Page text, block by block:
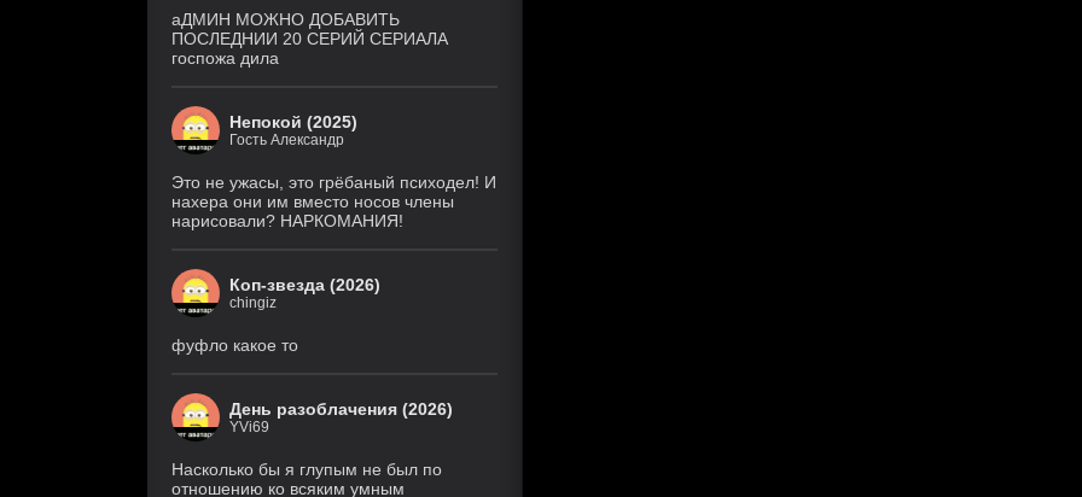
аДМИН МОЖНО ДОБАВИТЬ
ПОСЛЕДНИИ 20 СЕРИЙ СЕРИАЛА
госпожа дила
Непокой (2025)
Гость Александр
Это не ужасы, это грёбаный психодел! И
нахера они им вместо носов члены
нарисовали? НАРКОМАНИЯ!
Коп-звезда (2026)
chingiz
фуфло какое то
День разоблачения (2026)
YVi69
Насколько бы я глупым не был по
отношению ко всяким умным